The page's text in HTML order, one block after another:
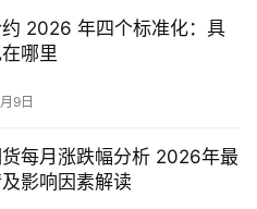
2026 年四个标准化：具
哪里
9日
货每月涨跌幅分析 2026年最
影响因素解读